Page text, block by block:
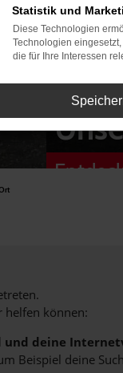
helfen können:
und deine
Beispiel deine
Statistik und
Diese Technologien
Technologien
die für Ihre Interessen